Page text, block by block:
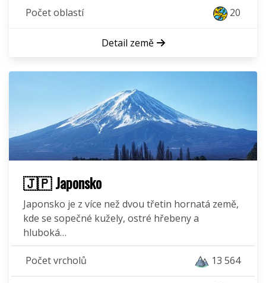
Počet oblastí 20
Detail země
🇯🇵 Japonsko
Japonsko je z více než dvou třetin hornatá země,
kde se sopečné kužely, ostré hřebeny a
hluboká…
Počet vrcholů 13 564